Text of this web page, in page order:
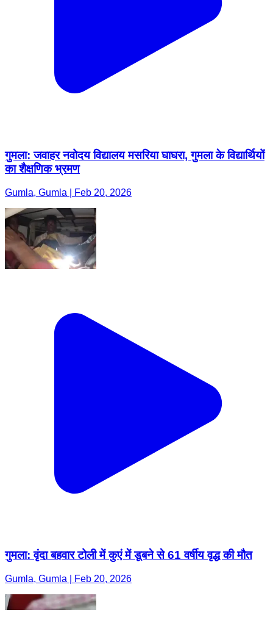
गुमला: जवाहर नवोदय विद्यालय मसरिया घाघरा, गुमला के विद्यार्थियों
का शैक्षणिक भ्रमण
Gumla, Gumla | Feb 20, 2026
गुमला: वृंदा बहवार टोली में कुएं में डूबने से 61 वर्षीय वृद्ध की मौत
Gumla, Gumla | Feb 20, 2026